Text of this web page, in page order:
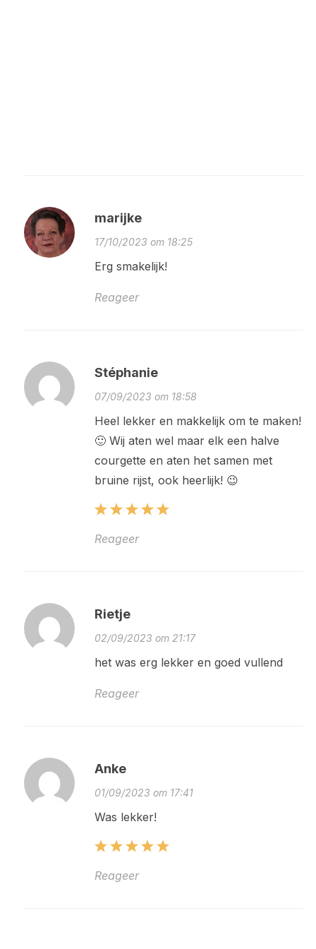
marijke
17/10/2023 om 18:25
Erg smakelijk!
Reageer
Stéphanie
07/09/2023 om 18:58
Heel lekker en makkelijk om te maken!
🙂 Wij aten wel maar elk een halve
courgette en aten het samen met
bruine rijst, ook heerlijk! 😉
Reageer
Rietje
02/09/2023 om 21:17
het was erg lekker en goed vullend
Reageer
Anke
01/09/2023 om 17:41
Was lekker!
Reageer